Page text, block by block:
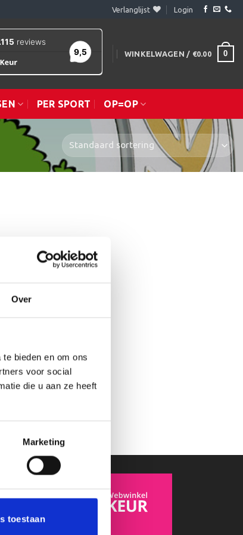
Over
bieden en om ons
voor social
die u aan ze heeft
Marketing
toestaan
Verlanglijst Login
WINKELWAGEN / €0.00 0
PER SPORT OP=OP